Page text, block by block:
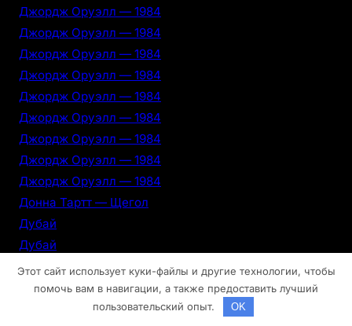
Джордж Оруэлл — 1984
Джордж Оруэлл — 1984
Джордж Оруэлл — 1984
Джордж Оруэлл — 1984
Джордж Оруэлл — 1984
Джордж Оруэлл — 1984
Джордж Оруэлл — 1984
Джордж Оруэлл — 1984
Джордж Оруэлл — 1984
Донна Тартт — Щегол
Дубай
Дубай
Дубай
Дубай
Этот сайт использует куки-файлы и другие технологии, чтобы
помочь вам в навигации, а также предоставить лучший
пользовательский опыт.
OK